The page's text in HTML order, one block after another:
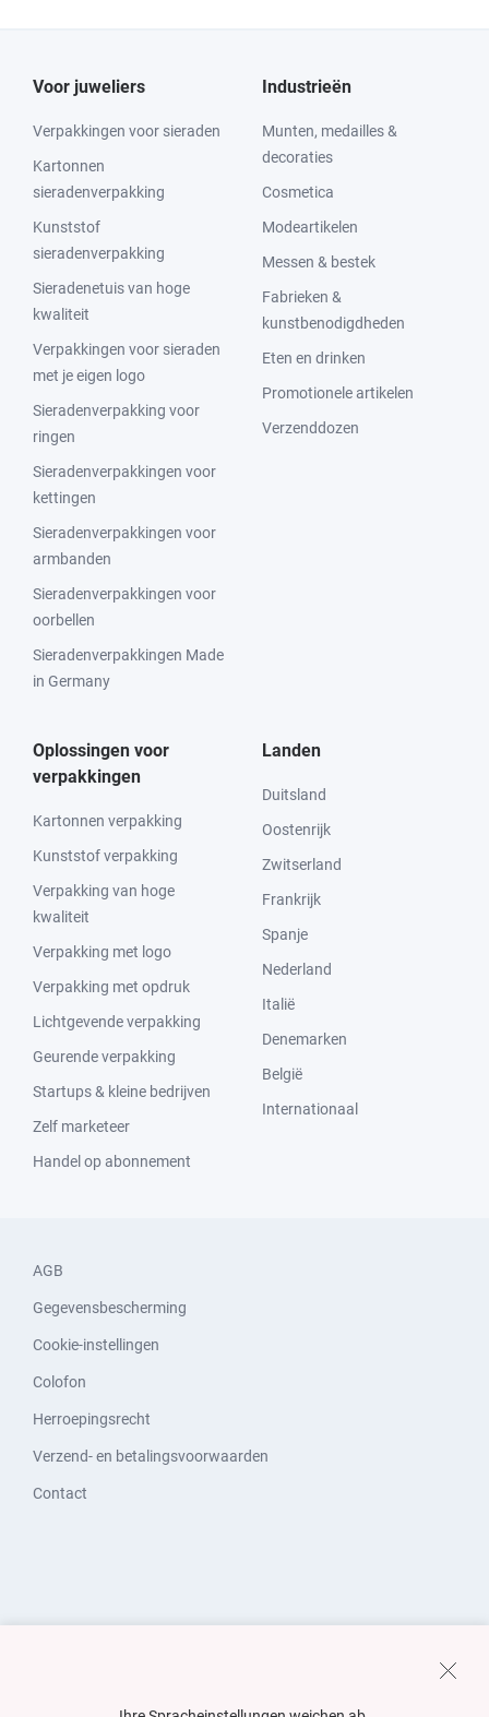
Voor juweliers
Verpakkingen voor sieraden
Kartonnen
sieradenverpakking
Kunststof
sieradenverpakking
Sieradenetuis van hoge
kwaliteit
Verpakkingen voor sieraden
met je eigen logo
Sieradenverpakking voor
ringen
Sieradenverpakkingen voor
kettingen
Sieradenverpakkingen voor
armbanden
Sieradenverpakkingen voor
oorbellen
Sieradenverpakkingen Made
in Germany
Industrieën
Munten, medailles &
decoraties
Cosmetica
Modeartikelen
Messen & bestek
Fabrieken &
kunstbenodigdheden
Eten en drinken
Promotionele artikelen
Verzenddozen
Oplossingen voor
verpakkingen
Kartonnen verpakking
Kunststof verpakking
Verpakking van hoge
kwaliteit
Verpakking met logo
Verpakking met opdruk
Lichtgevende verpakking
Geurende verpakking
Startups & kleine bedrijven
Zelf marketeer
Handel op abonnement
Landen
Duitsland
Oostenrijk
Zwitserland
Frankrijk
Spanje
Nederland
Italië
Denemarken
België
Internationaal
AGB
Gegevensbescherming
Cookie-instellingen
Colofon
Herroepingsrecht
Verzend- en betalingsvoorwaarden
Contact